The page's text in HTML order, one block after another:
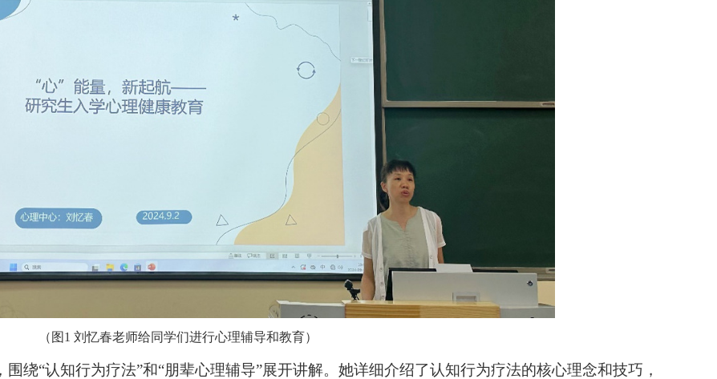
（图1 刘忆春老师给同学们进行心理辅导和教育）
围绕“认知行为疗法”和“朋辈心理辅导”展开讲解。她详细介绍了认知行为疗法的核心理念和技巧，